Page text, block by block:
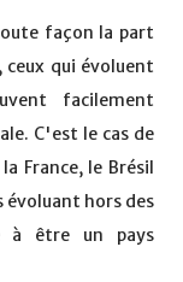
façon la part
qui évoluent
facilement
C'est le cas de
France, le Brésil
hors des
à être un pays